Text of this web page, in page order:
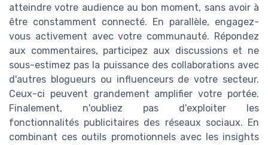
atteindre votre audience au bon moment, sans avoir à
être constamment connecté. En parallèle, engagez-
vous activement avec votre communauté. Répondez
aux commentaires, participez aux discussions et ne
sous-estimez pas la puissance des collaborations avec
d'autres blogueurs ou influenceurs de votre secteur.
Ceux-ci peuvent grandement amplifier votre portée.
Finalement, n'oubliez pas d'exploiter les
fonctionnalités publicitaires des réseaux sociaux. En
combinant ces outils promotionnels avec les insights